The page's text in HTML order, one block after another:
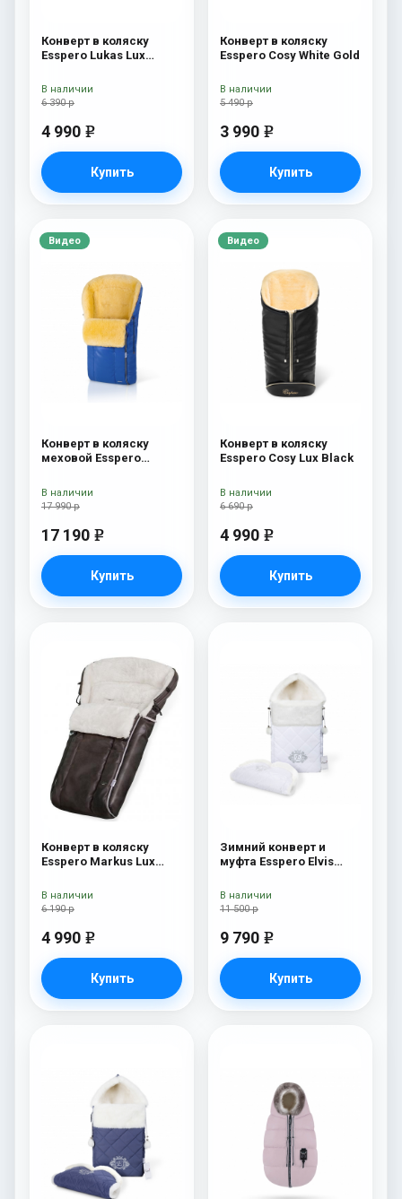
Конверт в коляску
Esspero Lukas Lux
шерсть) Brown
6 390 р
4 990 e
Купить
В наличии
Конверт в коляску
Esspero Cosy White Gold
5 490 р
3 990 e
Купить
В наличии
Видео
Конверт в коляску
меховой Esspero
(натуральная овчина)
Sky
17 990 р
17 190 e
Купить
В наличии
Видео
Конверт в коляску
Esspero Cosy Lux Black
6 690 р
4 990 e
Купить
В наличии
Конверт в коляску
Esspero Markus Lux
овечья шерсть) Brown
6 190 р
4 990 e
Купить
В наличии
Зимний конверт и
муфта Esspero Elvis
Like
11 500 р
9 790 e
Купить
В наличии